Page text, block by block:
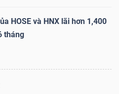
HOSE và HNX lãi hơn 1,400
tháng